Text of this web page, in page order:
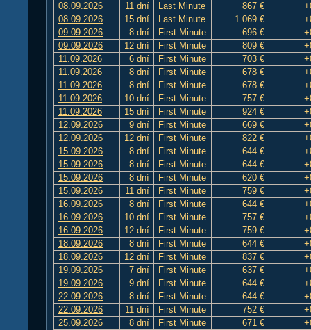
08.09.2026
11 dní Last Minute 867 €
08.09.2026
15 dní Last Minute 1 069 €
09.09.2026
8 dní First Minute 696 €
09.09.2026
12 dní First Minute 809 €
11.09.2026
6 dní First Minute 703 €
11.09.2026
8 dní First Minute 678 €
11.09.2026
8 dní First Minute 678 €
11.09.2026
10 dní First Minute 757 €
11.09.2026
15 dní First Minute 924 €
12.09.2026
9 dní First Minute 669 €
12.09.2026
12 dní First Minute 822 €
15.09.2026
8 dní First Minute 644 €
15.09.2026
8 dní First Minute 644 €
15.09.2026
8 dní First Minute 620 €
15.09.2026
11 dní First Minute 759 €
16.09.2026
8 dní First Minute 644 €
16.09.2026
10 dní First Minute 757 €
16.09.2026
12 dní First Minute 759 €
18.09.2026
8 dní First Minute 644 €
18.09.2026
12 dní First Minute 837 €
19.09.2026
7 dní First Minute 637 €
19.09.2026
9 dní First Minute 644 €
22.09.2026
8 dní First Minute 644 €
22.09.2026
11 dní First Minute 752 €
25.09.2026
8 dní First Minute 671 €